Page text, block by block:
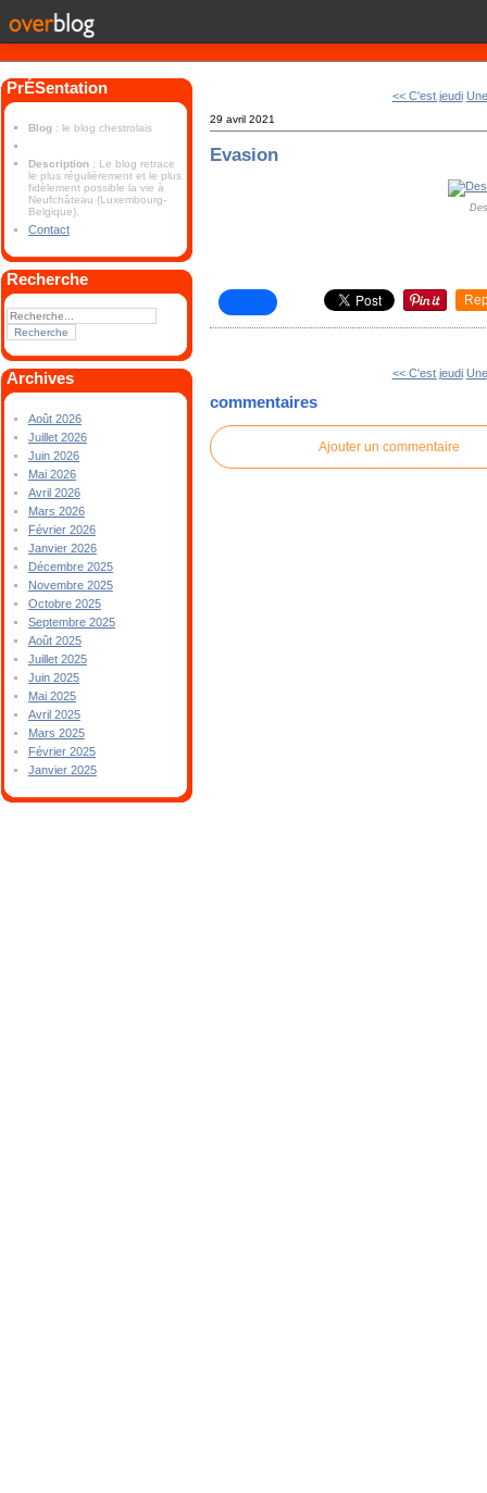
PrÉSentation
Blog : le blog chestrolais
Description : Le blog retrace
le plus régulièrement et le plus
fidèlement possible la vie à
Neufchâteau (Luxembourg-
Belgique).
Contact
Recherche
Archives
Août 2026
Juillet 2026
Juin 2026
Mai 2026
Avril 2026
Mars 2026
Février 2026
Janvier 2026
Décembre 2025
Novembre 2025
Octobre 2025
Septembre 2025
Août 2025
Juillet 2025
Juin 2025
Mai 2025
Avril 2025
Mars 2025
Février 2025
Janvier 2025
<< C'est jeudi
29 avril 2021
Evasion
<< C'est jeudi
commentaires
Ajouter un commentaire